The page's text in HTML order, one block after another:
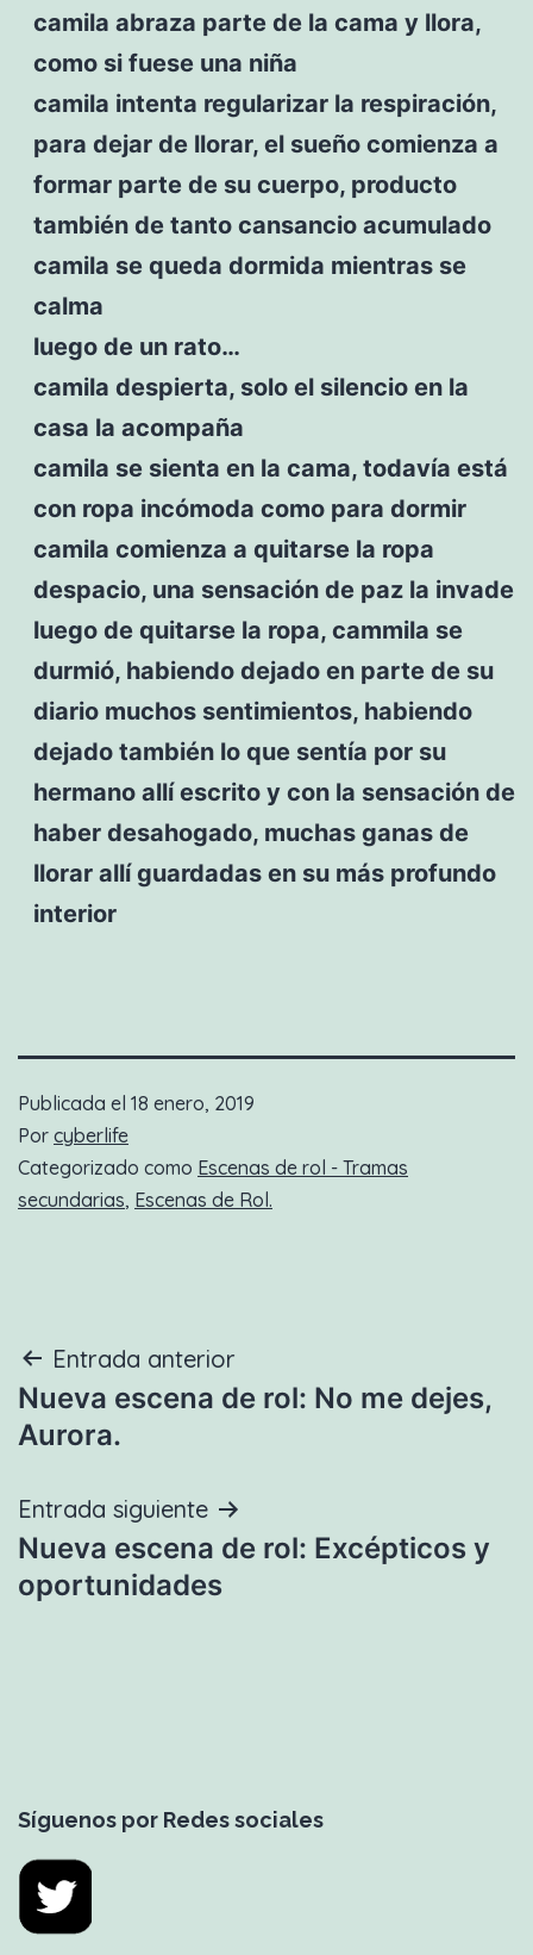
camila abraza parte de la cama y llora,
como si fuese una niña
camila intenta regularizar la respiración,
para dejar de llorar, el sueño comienza a
formar parte de su cuerpo, producto
también de tanto cansancio acumulado
camila se queda dormida mientras se
calma
luego de un rato…
camila despierta, solo el silencio en la
casa la acompaña
camila se sienta en la cama, todavía está
con ropa incómoda como para dormir
camila comienza a quitarse la ropa
despacio, una sensación de paz la invade
luego de quitarse la ropa, cammila se
durmió, habiendo dejado en parte de su
diario muchos sentimientos, habiendo
dejado también lo que sentía por su
hermano allí escrito y con la sensación de
haber desahogado, muchas ganas de
llorar allí guardadas en su más profundo
interior
Publicada el 18 enero, 2019
Por cyberlife
Categorizado como Escenas de rol - Tramas
secundarias, Escenas de Rol.
Navegación
de
Entrada anterior
Nueva escena de rol: No me dejes,
Aurora.
Entrada siguiente
Nueva escena de rol: Excépticos y
oportunidades
Síguenos por Redes sociales